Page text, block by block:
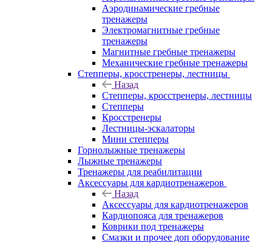
Аэродинамические гребные
тренажеры
Электромагнитные гребные
тренажеры
Магнитные гребные тренажеры
Механические гребные тренажеры
Степперы, кросстренеры, лестницы
Назад
Степперы, кросстренеры, лестницы
Степперы
Кросстренеры
Лестницы-эскалаторы
Мини степперы
Горнолыжные тренажеры
Лыжные тренажеры
Тренажеры для реабилитации
Аксессуары для кардиотренажеров
Назад
Аксессуары для кардиотренажеров
Кардиопояса для тренажеров
Коврики под тренажеры
Смазки и прочее доп оборудование